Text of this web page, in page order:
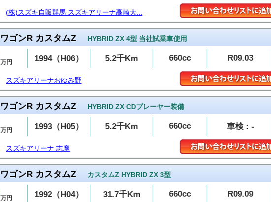
(株)スズキ自販群馬 スズキアリーナ高崎大...
ワゴンR カスタムZ HYBRID ZX 4型 当社試乗車使用
万円 1994（H06） 5.2千Km 660cc R09.03
スズキアリーナおゆみ野
ワゴンR カスタムZ HYBRID ZX CDプレーヤー装備
万円 1993（H05） 5.2千Km 660cc 車検 : -
スズキアリーナ 志摩
ワゴンR カスタムZ カスタムZ HYBRID ZX 3型
万円 1992（H04） 31.7千Km 660cc R09.09